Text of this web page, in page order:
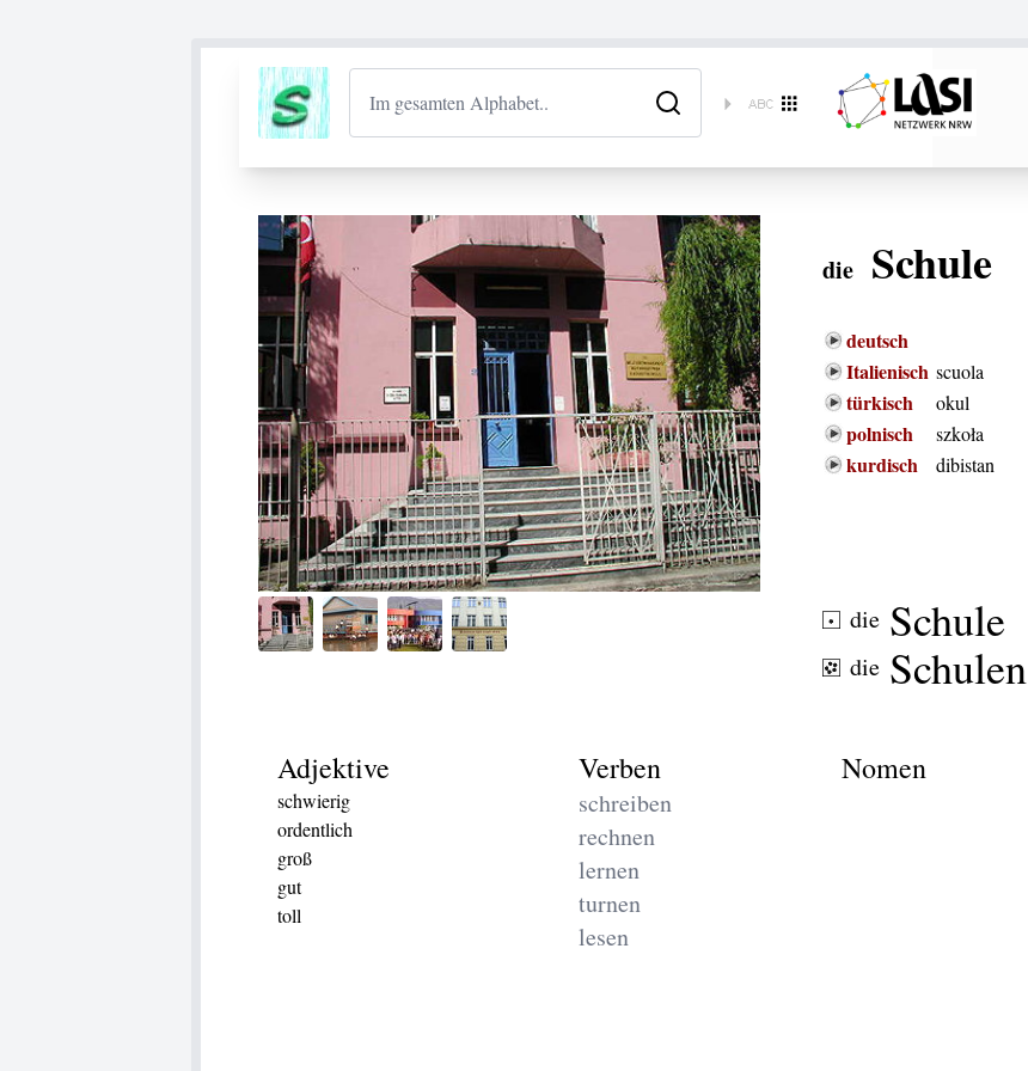
die Schule
deutsch
Italienisch scuola
türkisch okul
polnisch szkoła
kurdisch dibistan
die Schule
die Schulen
Adjektive
schwierig
ordentlich
groß
gut
toll
Verben
schreiben
rechnen
lernen
turnen
lesen
Nomen